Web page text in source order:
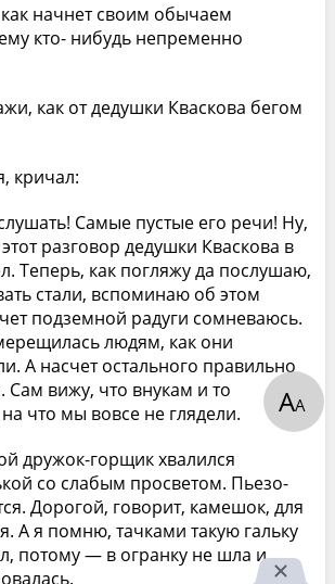
начнет своим обычаем
кто- нибудь непременно
как от дедушки Кваскова бегом
кричал:
Самые пустые его речи! Ну,
разговор дедушки Кваскова в
Теперь, как погляжу да послушаю,
стали, вспоминаю об этом
подземной радуги сомневаюсь.
людям, как они
А насчет остального правильно
Сам вижу, что внукам и то
что мы вовсе не глядели.
дружок-горщик хвалился
со слабым просветом. Пьезо-
Дорогой, говорит, камешок, для
А я помню, тачками такую гальку
потому — в огранку не шла и
АА